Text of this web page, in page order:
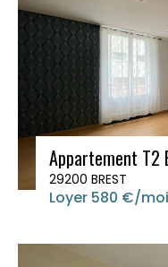
Appartement T2
29200 BREST
Loyer 580 €/